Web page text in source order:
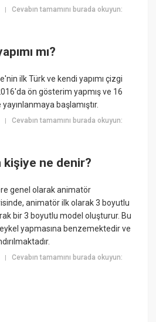
|Cevabın tamamını burada okuyun:
mı?
ilk Türk ve kendi yapımı çizgi
ön gösterim yapmış ve 16
başlamıştır.
|Cevabın tamamını burada okuyun:
kişiye ne denir?
genel olarak animatör
animatör ilk olarak 3 boyutlu
bir 3 boyutlu model oluşturur. Bu
yapmasına benzemektedir ve
|Cevabın tamamını burada okuyun: